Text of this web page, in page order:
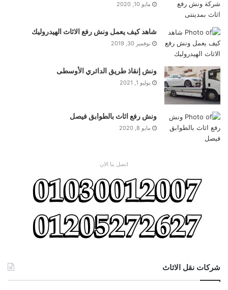
مايو 10, 2020
شاهد كيف يعمل ونش رفع الاثاث الهيدروليك
نوفمبر 30, 2019
ونش إنقاذ طريق الدائري الأوسطى
يوليو 1, 2021
ونش رفع اثاث بالطوابق فيصل
مايو 8, 2020
اتصل بنا الان
شركات نقل الاثاث